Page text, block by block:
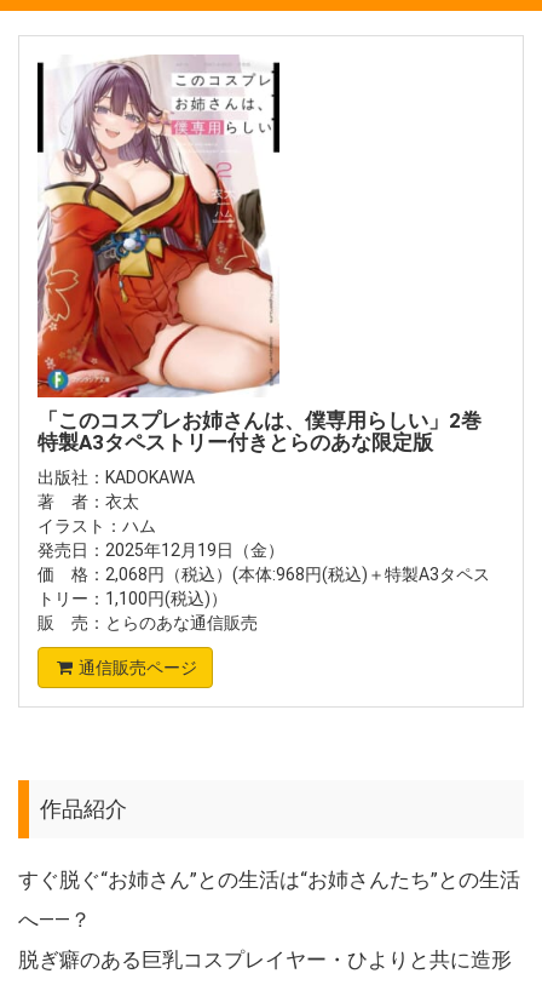
「このコスプレお姉さんは、僕専用らしい」2巻
特製A3タペストリー付きとらのあな限定版
出版社：KADOKAWA
著 者：衣太
イラスト：ハム
発売日：2025年12月19日（金）
価 格：2,068円（税込）(本体:968円(税込)＋特製A3タペス
トリー：1,100円(税込)）
販 売：とらのあな通信販売
通信販売ページ
作品紹介
すぐ脱ぐ“お姉さん”との生活は“お姉さんたち”との生活
へ――？
脱ぎ癖のある巨乳コスプレイヤー・ひよりと共に造形